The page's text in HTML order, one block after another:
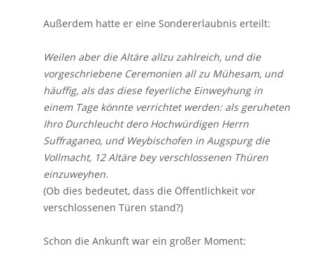
Außerdem hatte er eine Sondererlaubnis erteilt:
Weilen aber die Altäre allzu zahlreich, und die
vorgeschriebene Ceremonien all zu Mühesam, und
häuffig, als das diese feyerliche Einweyhung in
einem Tage könnte verrichtet werden: als geruheten
Ihro Durchleucht dero Hochwürdigen Herrn
Suffraganeo, und Weybischofen in Augspurg die
Vollmacht, 12 Altäre bey verschlossenen Thüren
einzuweyhen.
(Ob dies bedeutet, dass die Öffentlichkeit vor
verschlossenen Türen stand?)
Schon die Ankunft war ein großer Moment: